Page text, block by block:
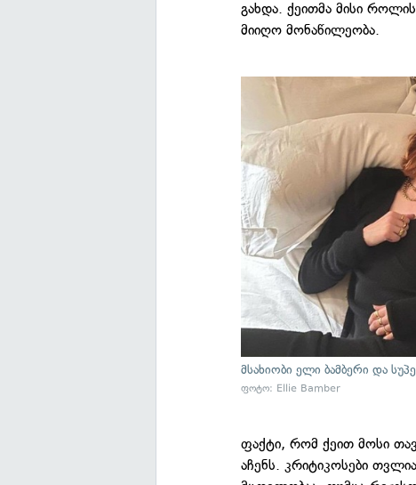
გახდა. ქეითმა მისი
მიიღო მონაწილეობა.
მსახიობი ელი ბამბერი და
ფოტო: Ellie Bamber
ფაქტი, რომ ქეით მოსი
აჩენს. კრიტიკოსები